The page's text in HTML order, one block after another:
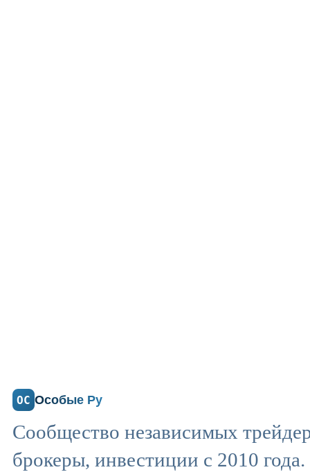
ОС Особые Ру
Сообщество независимых
брокеры, инвестиции с 2010 года.